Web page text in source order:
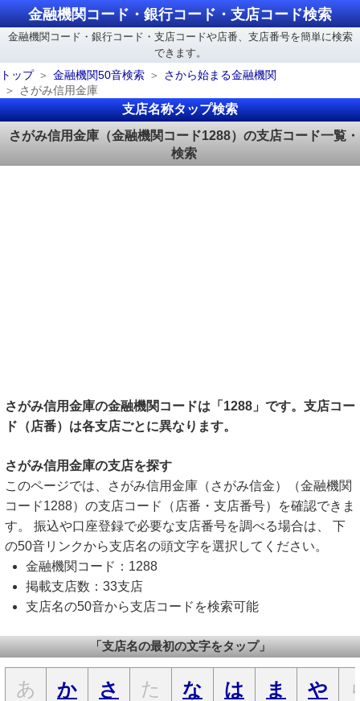
金融機関コード・銀行コード・支店コード検索
金融機関コード・銀行コード・支店コードや店番、支店番号を簡単に検索
できます。
トップ
金融機関50音検索
さから始まる金融機関
さがみ信用金庫
支店名称タップ検索
さがみ信用金庫（金融機関コード1288）の支店コード一覧・
検索
さがみ信用金庫の金融機関コードは「1288」です。支店コー
ド（店番）は各支店ごとに異なります。
さがみ信用金庫の支店を探す
このページでは、さがみ信用金庫（さがみ信金）（金融機関
コード1288）の支店コード（店番・支店番号）を確認できま
す。 振込や口座登録で必要な支店番号を調べる場合は、 下
の50音リンクから支店名の頭文字を選択してください。
金融機関コード：1288
掲載支店数：33支店
支店名の50音から支店コードを検索可能
「支店名の最初の文字をタップ」
あ か さ た な は ま や